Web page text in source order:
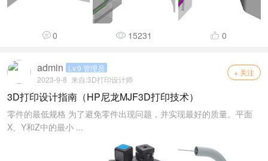
0 15231 0
admin Lv.9 管理员
2023-9-8 来自:3D打印设计师
+ 关注
3D打印设计指南（HP尼龙MJF3D打印技术）
零件的最低规格 为了避免零件出现问题，并实现最好的质量。平面
X、Y和Z中的最小 ...